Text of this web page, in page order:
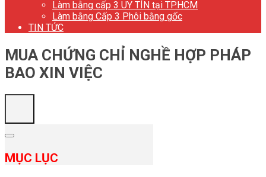
Làm bằng cấp 3 UY TÍN tại TP.HCM
Làm bằng Cấp 3 Phôi bằng gốc
TIN TỨC
MUA CHỨNG CHỈ NGHỀ HỢP PHÁP
BAO XIN VIỆC
MỤC LỤC